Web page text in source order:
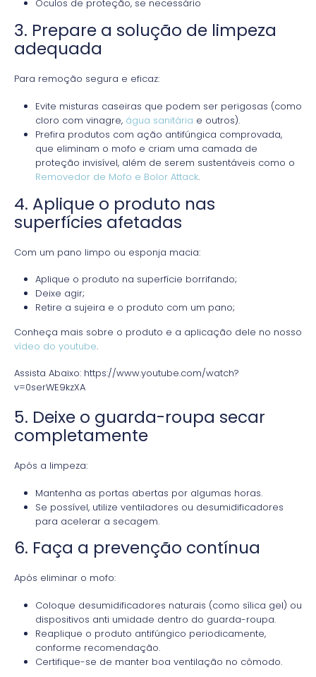
Óculos de proteção, se necessário
3. Prepare a solução de limpeza
adequada
Para remoção segura e eficaz:
Evite misturas caseiras que podem ser perigosas (como
cloro com vinagre, água sanitária e outros).
Prefira produtos com ação antifúngica comprovada,
que eliminam o mofo e criam uma camada de
proteção invisível, além de serem sustentáveis como o
Removedor de Mofo e Bolor Attack.
4. Aplique o produto nas
superfícies afetadas
Com um pano limpo ou esponja macia:
Aplique o produto na superfície borrifando;
Deixe agir;
Retire a sujeira e o produto com um pano;
Conheça mais sobre o produto e a aplicação dele no nosso
vídeo do youtube.
Assista Abaixo: https://www.youtube.com/watch?
v=0serWE9kzXA
5. Deixe o guarda-roupa secar
completamente
Após a limpeza:
Mantenha as portas abertas por algumas horas.
Se possível, utilize ventiladores ou desumidificadores
para acelerar a secagem.
6. Faça a prevenção contínua
Após eliminar o mofo:
Coloque desumidificadores naturais (como sílica gel) ou
dispositivos anti umidade dentro do guarda-roupa.
Reaplique o produto antifúngico periodicamente,
conforme recomendação.
Certifique-se de manter boa ventilação no cômodo.